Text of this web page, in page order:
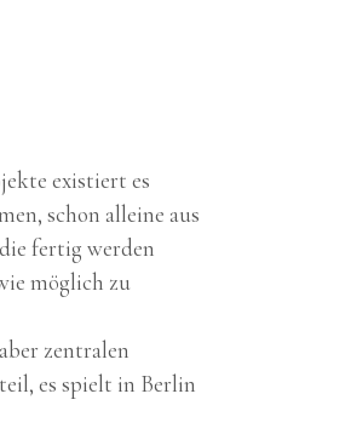
existiert es
schon alleine aus
fertig werden
möglich zu
zentralen
es spielt in Berlin